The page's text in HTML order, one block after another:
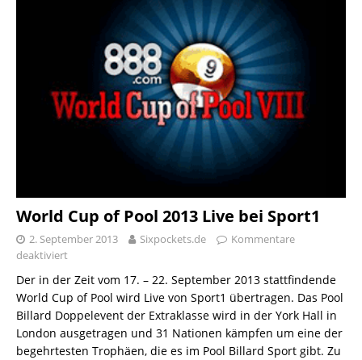
World Cup of Pool 2013 Live bei Sport1
2. September 2013 Sixpockets.de
Kommentare
deaktiviert
Der in der Zeit vom 17. – 22. September 2013 stattfindende
World Cup of Pool wird Live von Sport1 übertragen. Das Pool
Billard Doppelevent der Extraklasse wird in der York Hall in
London ausgetragen und 31 Nationen kämpfen um eine der
begehrtesten Trophäen, die es im Pool Billard Sport gibt. Zu